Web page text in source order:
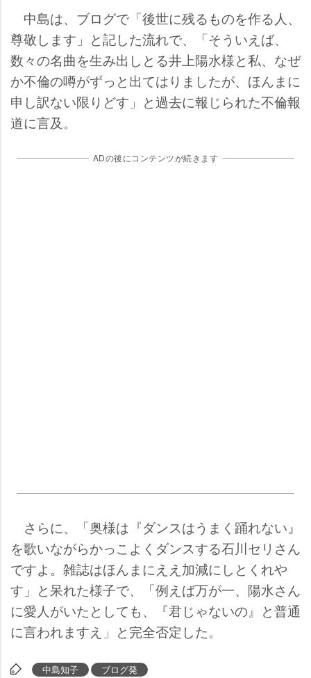
中島は、ブログで「後世に残るものを作る人、
尊敬します」と記した流れで、「そういえば、
数々の名曲を生み出しとる井上陽水様と私、なぜ
か不倫の噂がずっと出てはりましたが、ほんまに
申し訳ない限りどす」と過去に報じられた不倫報
道に言及。
ADの後にコンテンツが続きます
さらに、「奥様は『ダンスはうまく踊れない』
を歌いながらかっこよくダンスする石川セリさん
ですよ。雑誌はほんまにええ加減にしとくれ
す」と呆れた様子で、「例えば万が一、陽水さん
に愛人がいたとしても、『君じゃないの』と普通
に言われますえ」と完全否定した。
中島知子 ブログ発